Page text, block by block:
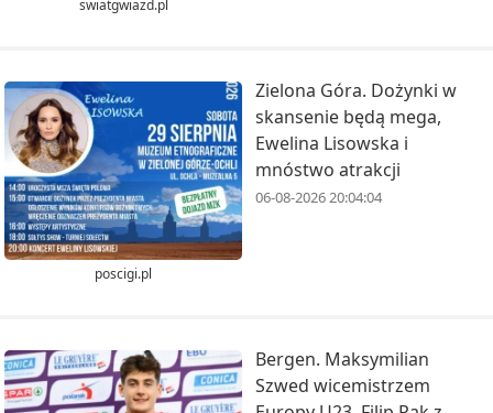
swiatgwiazd.pl
poscigi.pl
Zielona Góra. Dożynki w
skansenie będą mega,
Ewelina Lisowska i
mnóstwo atrakcji
06-08-2026 20:04:04
Bergen. Maksymilian
Szwed wicemistrzem